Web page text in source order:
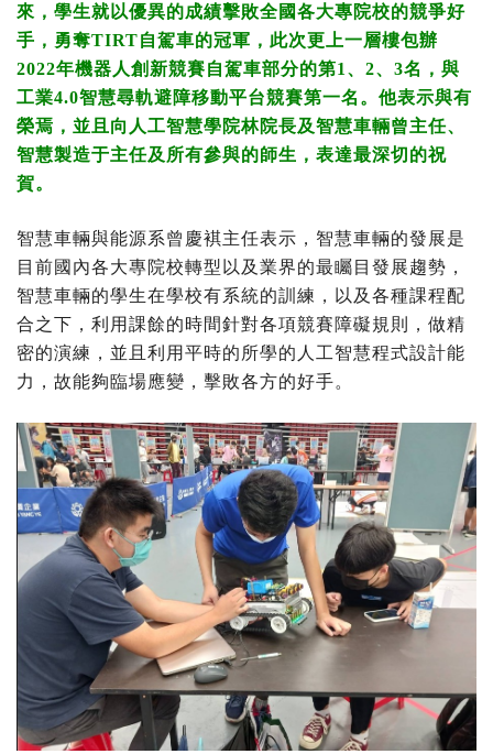
來，學生就以優異的成績擊敗全國各大專院校的競爭好
手，勇奪TIRT自駕車的冠軍，此次更上一層樓包辦
2022年機器人創新競賽自駕車部分的第1、2、3名，與
工業4.0智慧尋軌避障移動平台競賽第一名。他表示與有
榮焉，並且向人工智慧學院林院長及智慧車輛曾主任、
智慧製造于主任及所有參與的師生，表達最深切的祝
賀。
智慧車輛與能源系曾慶褀主任表示，智慧車輛的發展是
目前國內各大專院校轉型以及業界的最矚目發展趨勢，
智慧車輛的學生在學校有系統的訓練，以及各種課程配
合之下，利用課餘的時間針對各項競賽障礙規則，做精
密的演練，並且利用平時的所學的人工智慧程式設計能
力，故能夠臨場應變，擊敗各方的好手。